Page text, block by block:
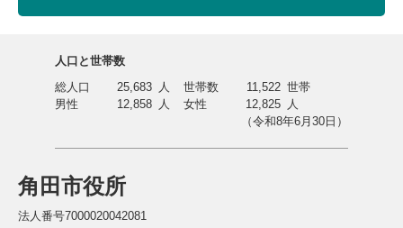
角田市役所
法人番号7000020042081
人口と世帯数
総人口
25,683 人 世帯数 11,522 世帯
男性
12,858 人 女性 12,825
人
（令和8年6月30日）